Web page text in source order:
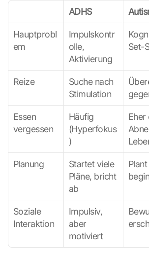
ADHS
Hauptprobl
em
Impulskontr
olle,
Aktivierung
Set-
Reize
Suche nach
Stimulation
Essen
vergessen
Häufig
(Hyperfokus
)
Eher
Planung
Startet viele
Pläne, bricht
ab
Soziale
Interaktion
Impulsiv,
aber
motiviert